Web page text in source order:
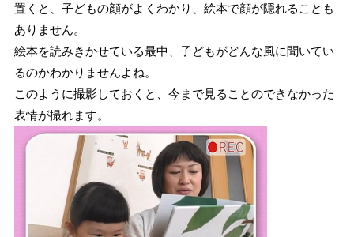
置くと、子どもの顔がよくわかり、絵本で顔が隠れることも
ありません。
絵本を読みきかせている最中、子どもがどんな風に聞いてい
るのかわかりませんよね。
このように撮影しておくと、今まで見ることのできなかった
表情が撮れます。